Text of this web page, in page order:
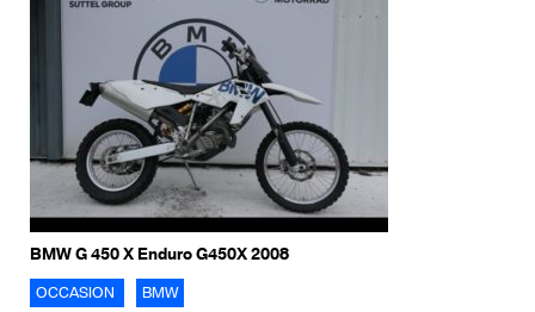
BMW G 450 X Enduro G450X 2008
OCCASION BMW